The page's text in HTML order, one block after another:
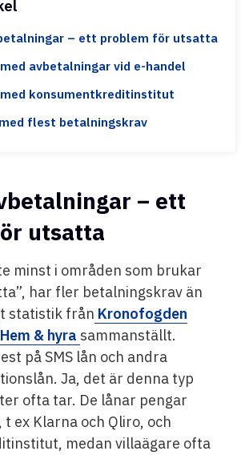
– ett problem för utsatta
avbetalningar vid e-handel
konsumentkreditinstitut
flest betalningskrav
– ett
utsatta
minst i områden som brukar
har fler betalningskrav än
statistik från Kronofogden
Hem & hyra sammanställt.
på SMS lån och andra
Ja, det är denna typ
ofta tar. De lånar pengar
ex Klarna och Qliro, och
medan villaägare ofta